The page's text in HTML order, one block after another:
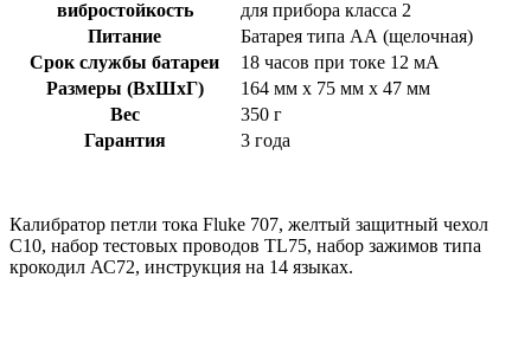
вибростойкость
для прибора класса 2
Питание
Батарея типа АА (щелочная)
Срок службы батареи
18 часов при токе 12 мА
Размеры (ВхШхГ)
164 мм х 75 мм х 47 мм
Вес
350 г
Гарантия
3 года
Калибратор петли тока Fluke 707, желтый защитный чехол
С10, набор тестовых проводов TL75, набор зажимов типа
крокодил АС72, инструкция на 14 языках.